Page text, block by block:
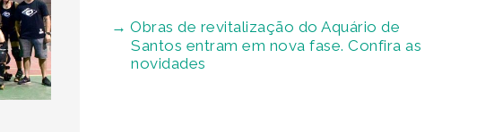
Obras de revitalização do Aquário de
Santos entram em nova fase. Confira as
novidades